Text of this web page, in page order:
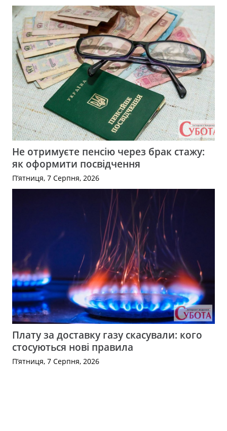
Не отримуєте пенсію через брак стажу:
як оформити посвідчення
П’ятниця, 7 Серпня, 2026
Плату за доставку газу скасували: кого
стосуються нові правила
П’ятниця, 7 Серпня, 2026